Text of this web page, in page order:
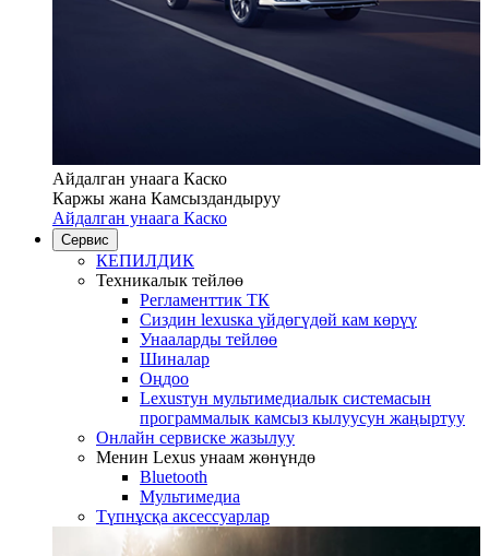
Айдалган унаага Каско
Каржы жана Камсыздандыруу
Айдалган унаага Каско
Сервис
КЕПИЛДИК
Техникалык тейлөө
Регламенттик ТК
Сиздин lexusка үйдөгүдөй кам көрүү
Унааларды тейлөө
Шиналар
Оңдоо
Lexusтун мультимедиалык системасын
программалык камсыз кылуусун жаңыртуу
Онлайн сервиске жазылуу
Менин Lexus унаам жөнүндө
Bluetooth
Mультимедиа
Түпнұсқа аксессуарлар